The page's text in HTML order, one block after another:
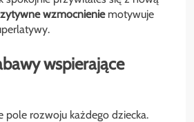
wzmocnieniemotywuje
wspierające
pole rozwoju każdego dziecka.